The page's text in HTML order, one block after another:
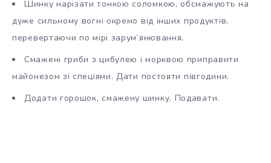
Шинку нарізати тонкою соломкою, обсмажують на
дуже сильному вогні окремо від інших продуктів,
перевертаючи по мірі зарум’янювання.
Смажені гриби з цибулею і морквою приправити
майонезом зі спеціями. Дати постояти півгодини.
Додати горошок, смажену шинку. Подавати.